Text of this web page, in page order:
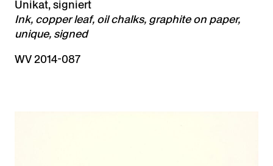
Unikat, signiert
Ink, copper leaf, oil chalks, graphite on paper,
unique, signed
WV 2014-087